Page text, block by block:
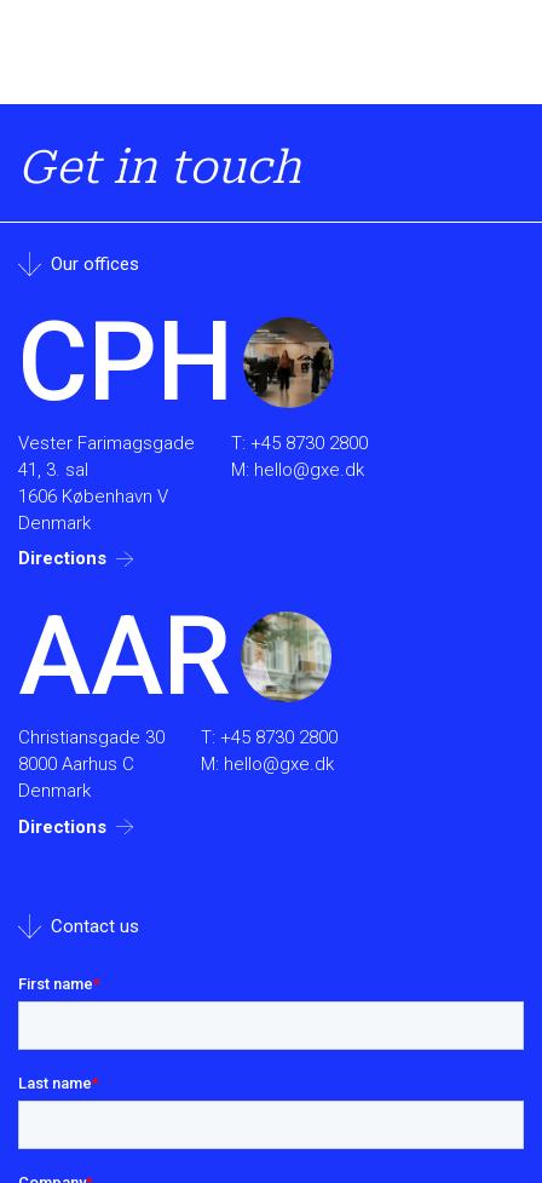
Get in touch
Our offices
CPH
Vester Farimagsgade
41, 3. sal
1606 København V
Denmark
Directions
T: +45 8730 2800
M: hello@gxe.dk
AAR
Christiansgade 30
8000 Aarhus C
Denmark
Directions
T: +45 8730 2800
M: hello@gxe.dk
Contact us